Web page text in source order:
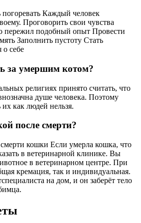
погоревать Каждый человек
Проговорить свои чувства
пережил подобный опыт Провести
Заполнить пустоту Стать
о себе
за умершим котом?
религиях принято считать, что
душе человека. Поэтому
как людей нельзя.
после смерти?
смерти кошки Если умерла кошка, что
в ветеринарной клинике. Вы
в ветеринарном центре. При
кремация, так и индивидуальная.
на дом, и он заберёт тело